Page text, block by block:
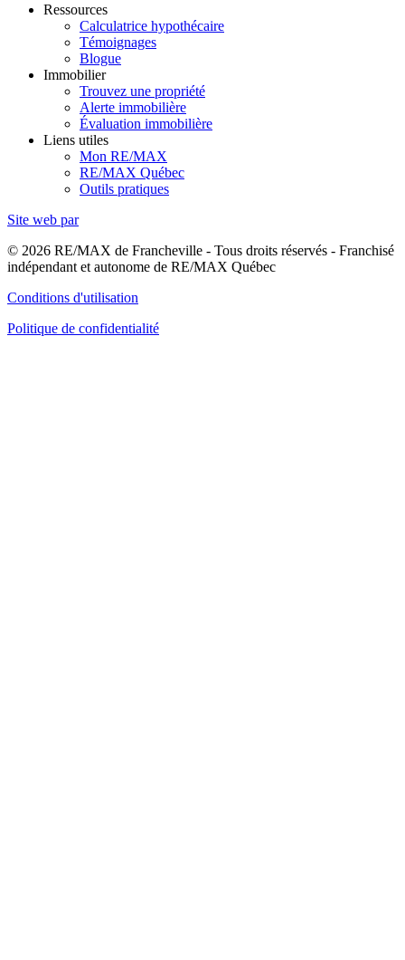
Ressources
Calculatrice hypothécaire
Témoignages
Blogue
Immobilier
Trouvez une propriété
Alerte immobilière
Évaluation immobilière
Liens utiles
Mon RE/MAX
RE/MAX Québec
Outils pratiques
Site web par
© 2026 RE/MAX de Francheville - Tous droits réservés - Franchisé
indépendant et autonome de RE/MAX Québec
Conditions d'utilisation
Politique de confidentialité